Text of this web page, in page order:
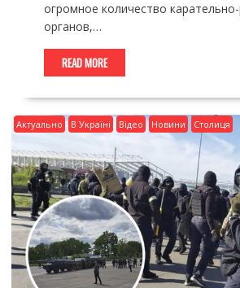
огромное количество
органов,…
READ MORE
Актуально В Україні Відео Новини Столиця